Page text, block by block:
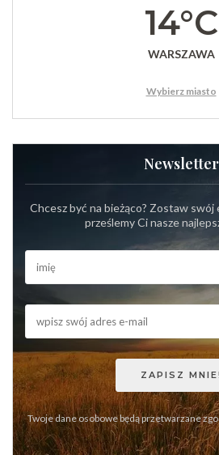
14°C
WARSZAWA
Wybierz miasto
Newsletter
Chcesz być na bieżąco? Zostaw swój
prześlemy Ci nasze
Twoje dane osobowe będą przetwarzane